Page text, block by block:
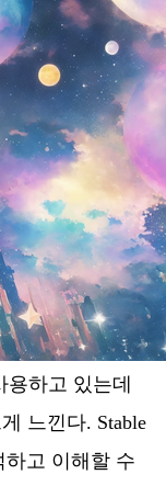
용하고 있는데
느낀다. Stable
고 이해할 수